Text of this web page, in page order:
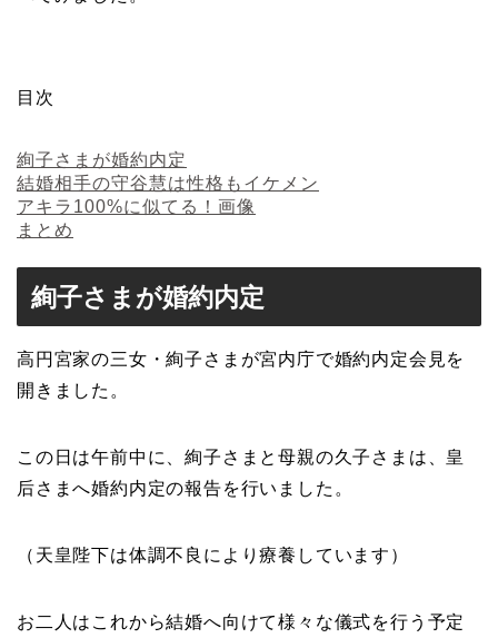
目次
絢子さまが婚約内定
結婚相手の守谷慧は性格もイケメン
アキラ100%に似てる！画像
まとめ
絢子さまが婚約内定
高円宮家の三女・絢子さまが宮内庁で婚約内定会見を
開きました。
この日は午前中に、絢子さまと母親の久子さまは、皇
后さまへ婚約内定の報告を行いました。
（天皇陛下は体調不良により療養しています）
お二人はこれから結婚へ向けて様々な儀式を行う予定